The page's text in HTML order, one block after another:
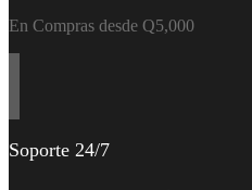
En Compras desde Q5,000
Soporte 24/7